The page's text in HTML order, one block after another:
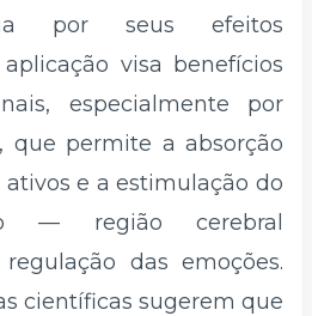
por seus efeitos
visa benefícios
especialmente por
que permite a absorção
e a estimulação do
— região cerebral
das emoções.
científicas sugerem que